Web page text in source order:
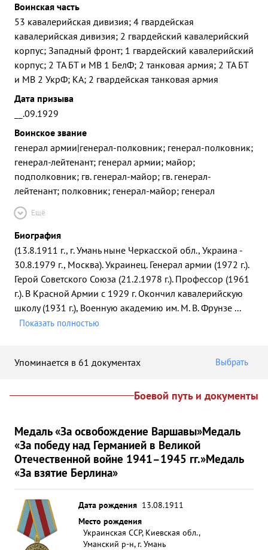
Воинская часть
53 кавалерийская дивизия; 4 гвардейская
кавалерийская дивизия; 2 гвардейский кавалерийский
корпус; Западный фронт; 1 гвардейский кавалерийский
корпус; 2 ТА БТ и МВ 1 БелФ; 2 танковая армия; 2 ТА БТ
и МВ 2 УкрФ; КА; 2 гвардейская танковая армия
Дата призыва
__.09.1929
Воинское звание
генерал армии|генерал-полковник; генерал-полковник;
генерал-лейтенант; генерал армии; майор;
подполковник; гв. генерал-майор; гв. генерал-
лейтенант; полковник; генерал-майор; генерал
Ещё
Биография
(13.8.1911 г., г. Умань ныне Черкасской обл., Украина -
30.8.1979 г., Москва). Украинец. Генерал армии (1972 г.).
Герой Советского Союза (21.2.1978 г.). Профессор (1961
г.). В Красной Армии с 1929 г. Окончил кавалерийскую
школу (1931 г.), Военную академию им. М. В. Фрунзе ...
Показать полностью
Упоминается в 61 документах Выбрать
Боевой путь и документы
Медаль «За освобождение Варшавы»Медаль
«За победу над Германией в Великой
Отечественной войне 1941–1945 гг.»Медаль
«За взятие Берлина»
Дата рождения 13.08.1911
Место рождения
Украинская ССР, Киевская обл.,
Уманский р-н, г. Умань